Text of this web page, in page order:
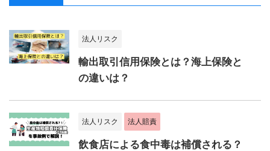
法人リスク
輸出取引信用保険とは？海上保険と
の違いは？
法人リスク 法人賠責
飲食店による食中毒は補償される？